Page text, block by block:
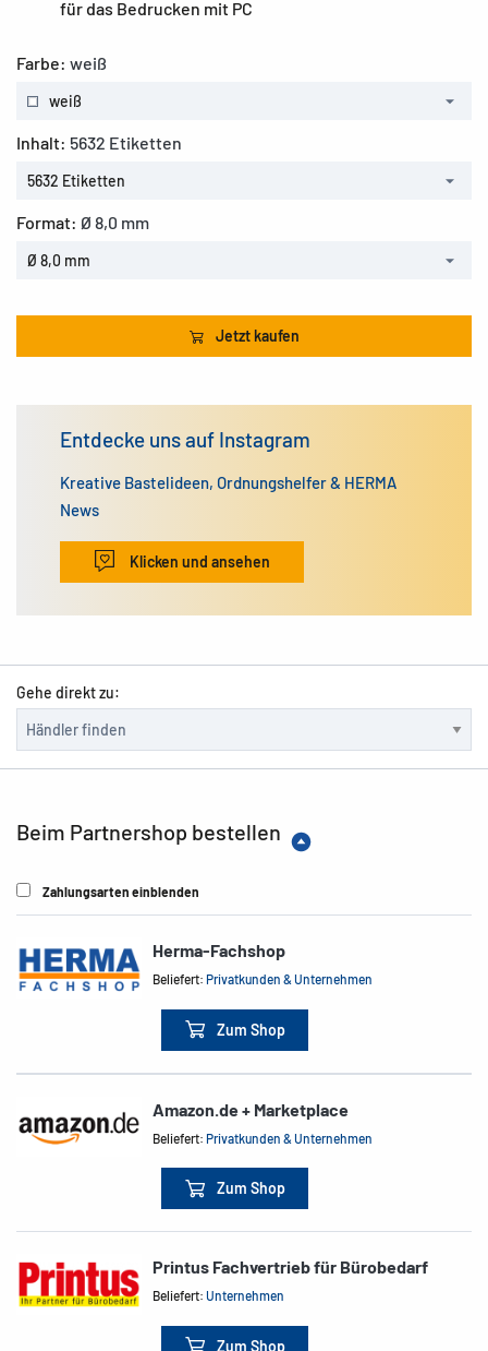
für das Bedrucken mit PC
Farbe: weiß
weiß
Inhalt: 5632 Etiketten
5632 Etiketten
Format: Ø 8,0 mm
Ø 8,0 mm
Jetzt kaufen
Entdecke uns auf Instagram
Kreative Bastelideen, Ordnungshelfer & HERMA
News
Klicken und ansehen
Gehe direkt zu:
Beim Partnershop bestellen
Zahlungsarten einblenden
Herma-Fachshop
Beliefert:Privatkunden & Unternehmen
Zum Shop
Amazon.de + Marketplace
Beliefert:Privatkunden & Unternehmen
Zum Shop
Printus Fachvertrieb für Bürobedarf
Beliefert:Unternehmen
Zum Shop